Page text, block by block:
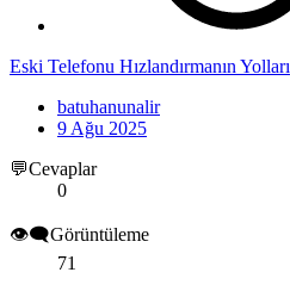
Eski Telefonu Hızlandırmanın Yolları
batuhanunalir
9 Ağu 2025
💬Cevaplar
0
👁️‍🗨️Görüntüleme
71